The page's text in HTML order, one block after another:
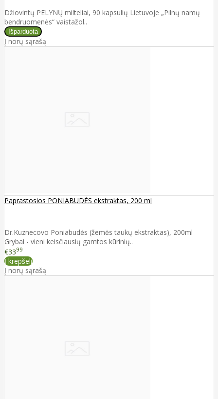
Džiovintų PELYNŲ milteliai, 90 kapsulių Lietuvoje „Pilnų namų
bendruomenės“ vaistažol..
Į norų sąrašą
Paprastosios PONIABUDĖS ekstraktas, 200 ml
Dr.Kuznecovo Poniabudės (žemės taukų ekstraktas), 200ml
Grybai - vieni keisčiausių gamtos kūrinių..
€3399
Į krepšelį
Į norų sąrašą